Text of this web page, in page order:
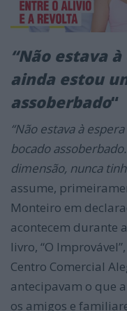
“Não estava
ainda estou
assoberbado“
“Não estava à
bocado
dimensão, nunca
assume,
Monteiro em
acontecem durante
livro, “O
Centro Comercial
antecipavam o que
os amigos e